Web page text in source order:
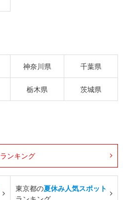
神奈川県 千葉県
栃木県 茨城県
ランキング
東京都の夏休み人気スポット